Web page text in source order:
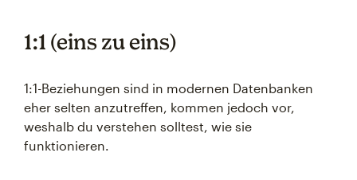
1:1 (eins zu eins)
1:1-Beziehungen sind in modernen Datenbanken
eher selten anzutreffen, kommen jedoch vor,
weshalb du verstehen solltest, wie sie
funktionieren.